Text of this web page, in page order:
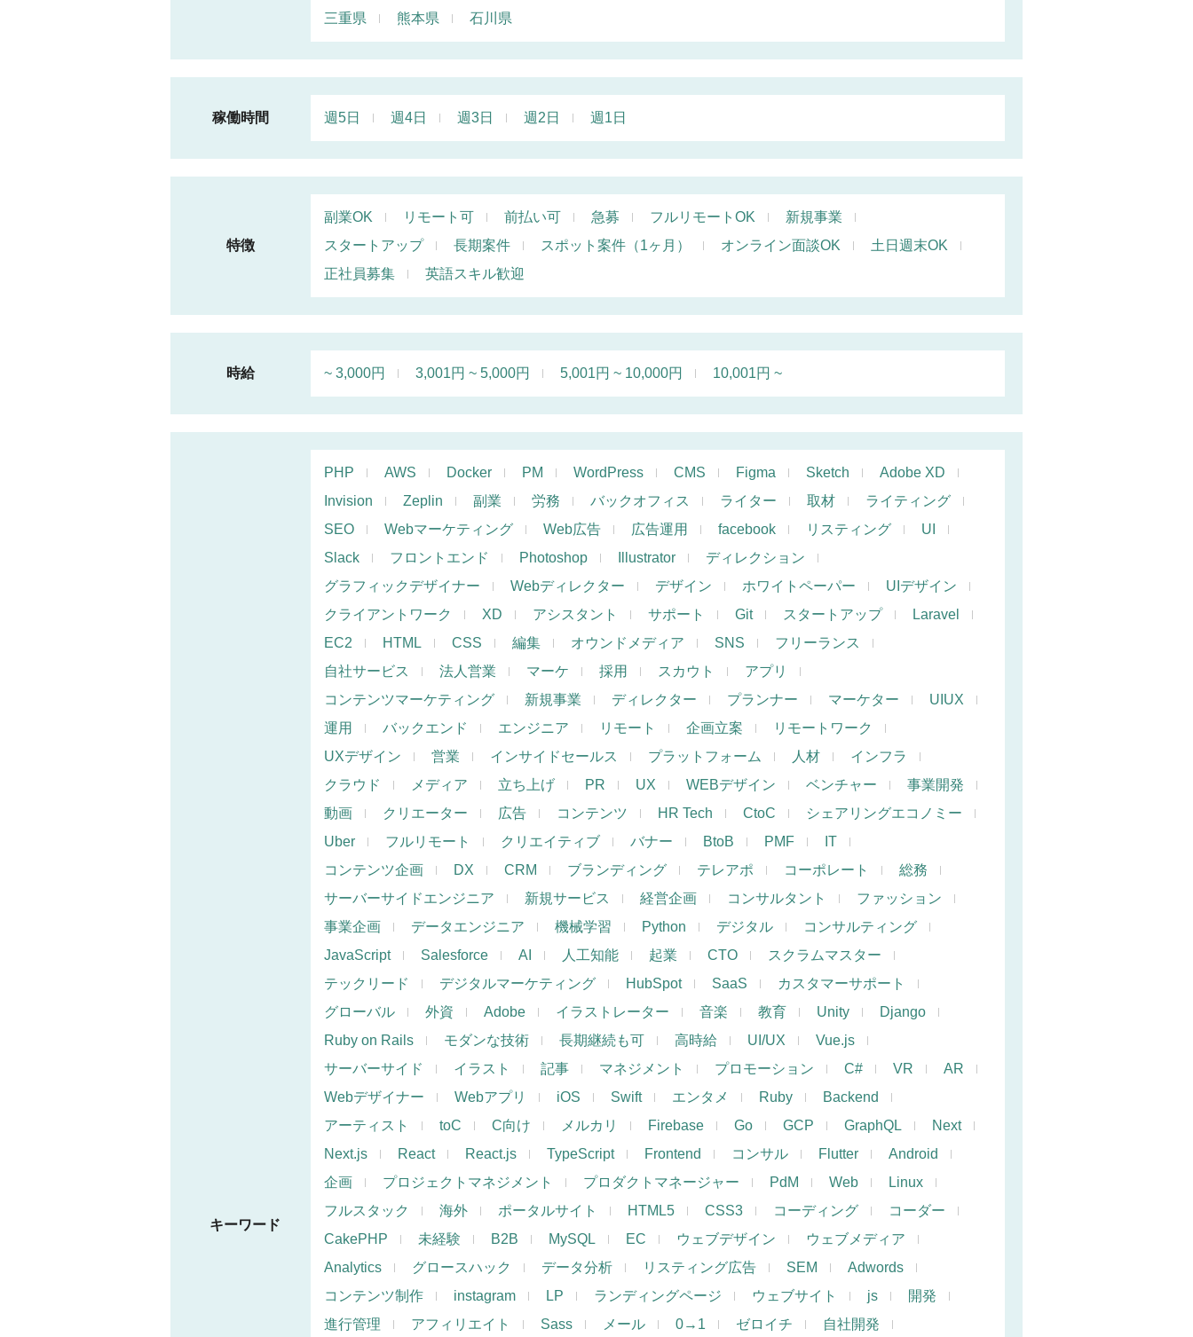
三重県
熊本県 石川県
稼働時間 週5日 週4日 週3日 週2日 週1日
特徴
副業OK リモート可 前払い可 急募 フルリモートOK
新規事業
スタートアップ
長期案件 スポット案件（1ヶ月） オンライン面談OK
土日週末OK
正社員募集
英語スキル歓迎
時給 ~ 3,000円 3,001円 ~ 5,000円 5,001円 ~ 10,000円 10,001円 ~
キーワード
PHP AWS Docker PM WordPress CMS Figma Sketch
Adobe XD
Invision
Zeplin 副業 労務 バックオフィス ライター 取材
ライティング
SEO
Webマーケティング Web広告 広告運用 facebook リスティング
UI
Slack
フロントエンド Photoshop Illustrator
ディレクション
グラフィックデザイナー
Webディレクター デザイン ホワイトペーパー
UIデザイン
クライアントワーク
XD アシスタント サポート Git スタートアップ
Laravel
EC2
HTML CSS 編集 オウンドメディア SNS
フリーランス
自社サービス
法人営業 マーケ 採用 スカウト
アプリ
コンテンツマーケティング
新規事業 ディレクター プランナー マーケター
UIUX
運用
バックエンド エンジニア リモート 企画立案
リモートワーク
UXデザイン
営業 インサイドセールス プラットフォーム 人材
インフラ
クラウド
メディア 立ち上げ PR UX WEBデザイン ベンチャー
事業開発
動画
クリエーター 広告 コンテンツ HR Tech CtoC
シェアリングエコノミー
Uber
フルリモート クリエイティブ バナー BtoB PMF
IT
コンテンツ企画
DX CRM ブランディング テレアポ コーポレート
総務
サーバーサイドエンジニア
新規サービス 経営企画 コンサルタント
ファッション
事業企画
データエンジニア 機械学習 Python デジタル
コンサルティング
JavaScript
Salesforce AI 人工知能 起業 CTO
スクラムマスター
テックリード
デジタルマーケティング HubSpot SaaS
カスタマーサポート
グローバル
外資 Adobe イラストレーター 音楽 教育 Unity
Django
Ruby on Rails
モダンな技術 長期継続も可 高時給 UI/UX
Vue.js
サーバーサイド
イラスト 記事 マネジメント プロモーション C# VR
AR
Webデザイナー
Webアプリ iOS Swift エンタメ Ruby
Backend
アーティスト
toC C向け メルカリ Firebase Go GCP GraphQL
Next
Next.js
React React.js TypeScript Frontend コンサル Flutter
Android
企画
プロジェクトマネジメント プロダクトマネージャー PdM Web
Linux
フルスタック
海外 ポータルサイト HTML5 CSS3 コーディング
コーダー
CakePHP
未経験 B2B MySQL EC ウェブデザイン
ウェブメディア
Analytics
グロースハック データ分析 リスティング広告 SEM
Adwords
コンテンツ制作
instagram LP ランディングページ ウェブサイト js
開発
進行管理
アフィリエイト Sass メール 0→1 ゼロイチ
自社開発